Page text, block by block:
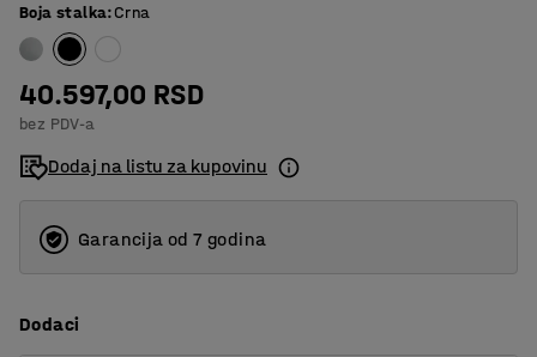
Boja stalka:Crna
40.597,00 RSD
bez PDV-a
Dodaj na listu za kupovinu
Garancija od 7 godina
Dodaci